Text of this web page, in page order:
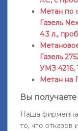
Метан по
Газель
4.3 л.,
Газель
УМЗ 4216,
Метан на
Вы
Наша
то, что отказов